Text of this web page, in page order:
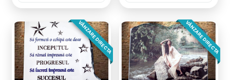
VÂNZARE DIRECTA VÂNZARE DIRECTA